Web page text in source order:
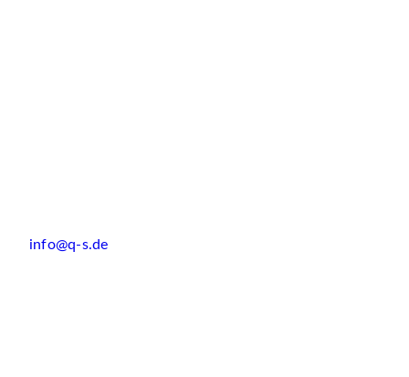
info@q-s.de